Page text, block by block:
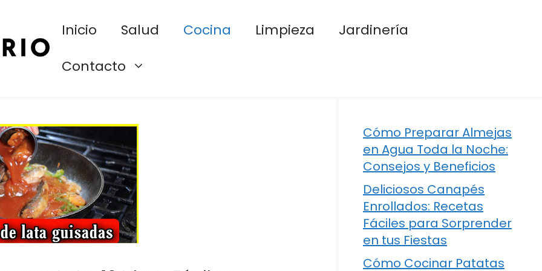
Inicio Salud Cocina Limpieza
Jardinería
Contacto
Cómo Preparar Almejas
en Agua Toda la Noche:
Consejos y Beneficios
Deliciosos Canapés
Enrollados: Recetas
Fáciles para Sorprender
en tus Fiestas
Cómo Cocinar Patatas